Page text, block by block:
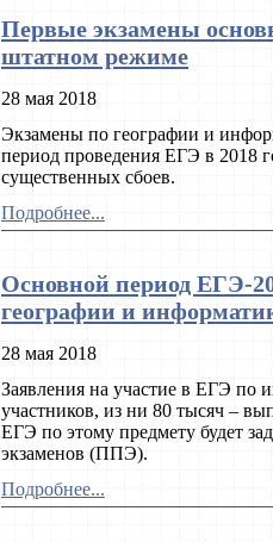
Первые экзамены
штатном режиме
28 мая 2018
Экзамены по географии и
период проведения ЕГЭ в 2018
существенных сбоев.
Подробнее...
Основной период ЕГЭ-
географии и
28 мая 2018
Заявления на участие в ЕГЭ по
участников, из ни 80 тысяч –
ЕГЭ по этому предмету будет
экзаменов (ППЭ).
Подробнее...